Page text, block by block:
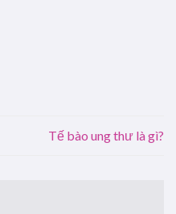
Tế bào ung thư là gì?